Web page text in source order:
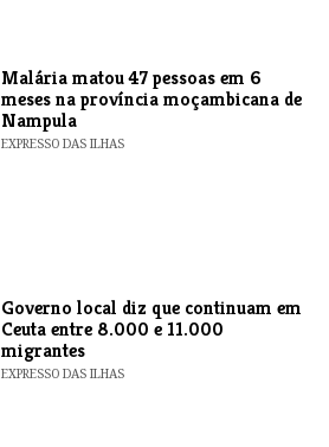
​Malária matou 47 pessoas em 6
meses na província moçambicana de
Nampula
EXPRESSO DAS ILHAS
​Governo local diz que continuam em
Ceuta entre 8.000 e 11.000
migrantes
EXPRESSO DAS ILHAS